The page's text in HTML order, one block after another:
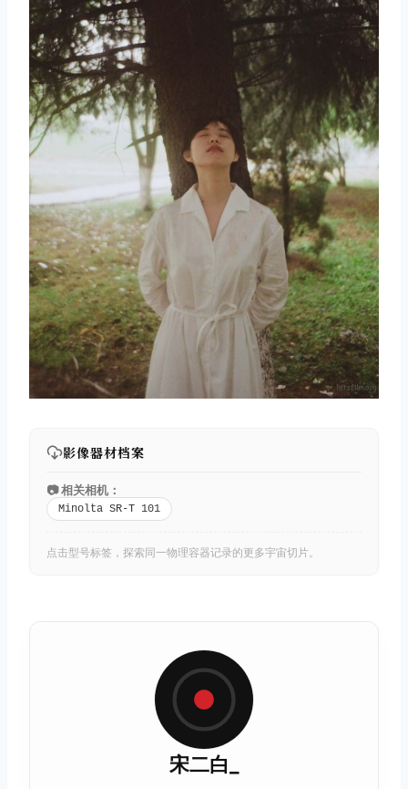
影像器材档案
📷 相关相机：
Minolta SR-T 101
点击型号标签，探索同一物理容器记录的更多宇宙切片。
宋二白_